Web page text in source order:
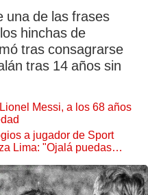
una de las frases
hinchas de
tras consagrarse
tras 14 años sin
Messi, a los 68 años
a jugador de Sport
Lima: "Ojalá puedas